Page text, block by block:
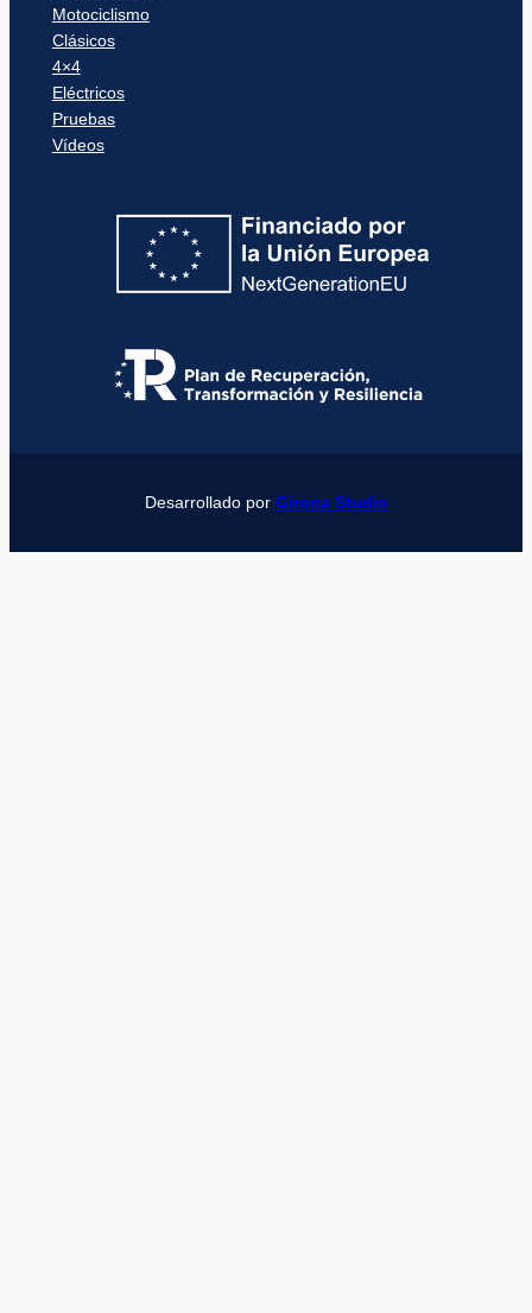
Motociclismo
Clásicos
4×4
Eléctricos
Pruebas
Vídeos
Desarrollado por Girona Studio